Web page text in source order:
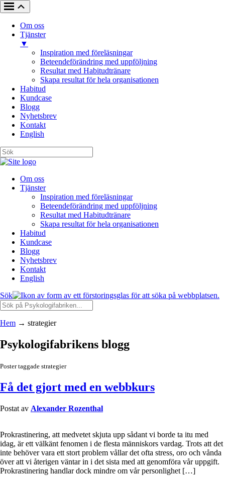
Om oss
Tjänster
▼
Inspiration med föreläsningar
Beteendeförändring med uppföljning
Resultat med Habitudtränare
Skapa resultat för hela organisationen
Habitud
Kundcase
Blogg
Nyhetsbrev
Kontakt
English
Om oss
Tjänster
Inspiration med föreläsningar
Beteendeförändring med uppföljning
Resultat med Habitudtränare
Skapa resultat för hela organisationen
Habitud
Kundcase
Blogg
Nyhetsbrev
Kontakt
English
Sök
Hem → strategier
Psykologifabrikens blogg
Poster taggade strategier
Få det gjort med en webbkurs
Postat av Alexander Rozenthal
Prokrastinering, att medvetet skjuta upp sådant vi borde ta itu med
idag, är ett välkänt fenomen i de flesta människors vardag. Trots att det
inte behöver vara ett stort problem vållar det ofta stress, oro och vånda
över att vi återigen väntar in i det sista med att genomföra vår uppgift.
Prokrastinering handlar dock mindre om vår personlighet […]